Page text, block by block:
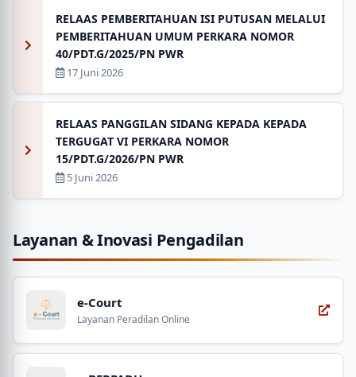
RELAAS PEMBERITAHUAN ISI PUTUSAN MELALUI
PEMBERITAHUAN UMUM PERKARA NOMOR
40/PDT.G/2025/PN PWR
17 Juni 2026
RELAAS PANGGILAN SIDANG KEPADA KEPADA
TERGUGAT VI PERKARA NOMOR
15/PDT.G/2026/PN PWR
5 Juni 2026
Layanan & Inovasi Pengadilan
e-Court
Layanan Peradilan Online